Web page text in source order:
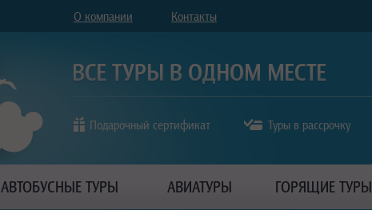
О компании Контакты
Подарочный сертификат Туры в рассрочку
АВТОБУСНЫЕ ТУРЫ АВИАТУРЫ ГОРЯЩИЕ ТУРЫ